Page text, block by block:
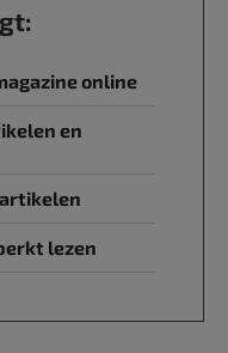
online
en
lezen